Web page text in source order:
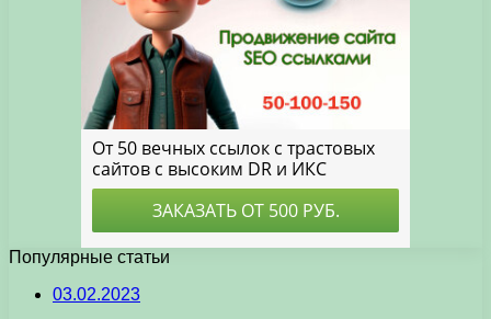
Популярные статьи
03.02.2023